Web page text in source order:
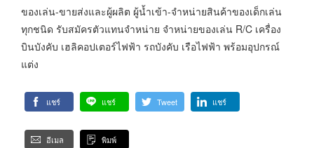
ของเล่น-ขายส่งและผู้ผลิต ผู้น้ำเข้า-จำหน่ายสินค้าของเด็กเล่น
ทุกชนิด รับสมัครตัวแทนจำหน่าย จำหน่ายของเล่น R/C เครื่อง
บินบังคับ เฮลิคอปเตอร์ไฟฟ้า รถบังคับ เรือไฟฟ้า พร้อมอุปกรณ์
แต่ง
แชร์ แชร์ Tweet แชร์
อีเมล พิมพ์